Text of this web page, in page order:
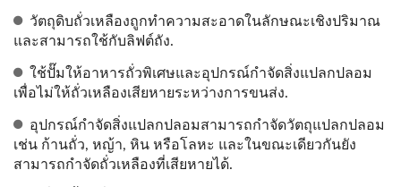
วัตถุดิบถั่วเหลืองถูกทำความสะอาดในลักษณะเชิงปริมาณ
และสามารถใช้กับลิฟต์ถัง.
ใช้ปั๊มให้อาหารถั่วพิเศษและอุปกรณ์กำจัดสิ่งแปลกปลอม
เพื่อไม่ให้ถั่วเหลืองเสียหายระหว่างการขนส่ง.
อุปกรณ์กำจัดสิ่งแปลกปลอมสามารถกำจัดวัตถุแปลกปลอม
เช่น ก้านถั่ว, หญ้า, หิน หรือโลหะ และในขณะเดียวกันยัง
สามารถกำจัดถั่วเหลืองที่เสียหายได้.